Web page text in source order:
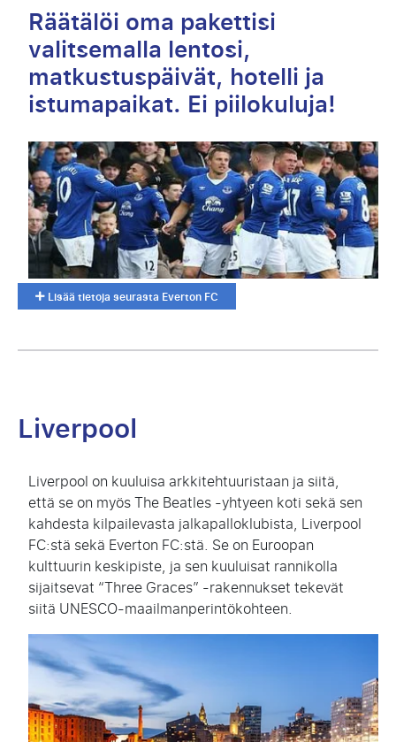
Räätälöi oma pakettisi
valitsemalla lentosi,
matkustuspäivät, hotelli ja
istumapaikat. Ei piilokuluja!
Lisää tietoja seurasta Everton FC
Liverpool
Liverpool on kuuluisa arkkitehtuuristaan ja siitä,
että se on myös The Beatles -yhtyeen koti sekä sen
kahdesta kilpailevasta jalkapalloklubista, Liverpool
FC:stä sekä Everton FC:stä. Se on Euroopan
kulttuurin keskipiste, ja sen kuuluisat rannikolla
sijaitsevat “Three Graces” -rakennukset tekevät
siitä UNESCO-maailmanperintökohteen.